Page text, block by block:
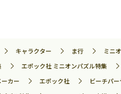
キャラクター ま行 ミニ
エポック社 ミニオンパズル特集
カー エポック社
ビーチパ